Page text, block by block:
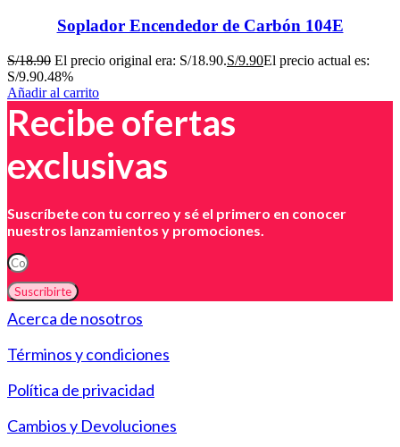
Soplador Encendedor de Carbón 104E
S/18.90 El precio original era: S/18.90.S/9.90El precio actual es:
S/9.90.48%
Añadir al carrito
Recibe ofertas
exclusivas
Suscríbete con tu correo y sé el primero en conocer
nuestros lanzamientos y promociones.
Suscribirte
Acerca de nosotros
Términos y condiciones
Política de privacidad
Cambios y Devoluciones